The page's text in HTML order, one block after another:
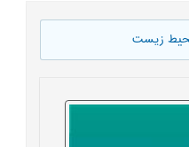
زیست